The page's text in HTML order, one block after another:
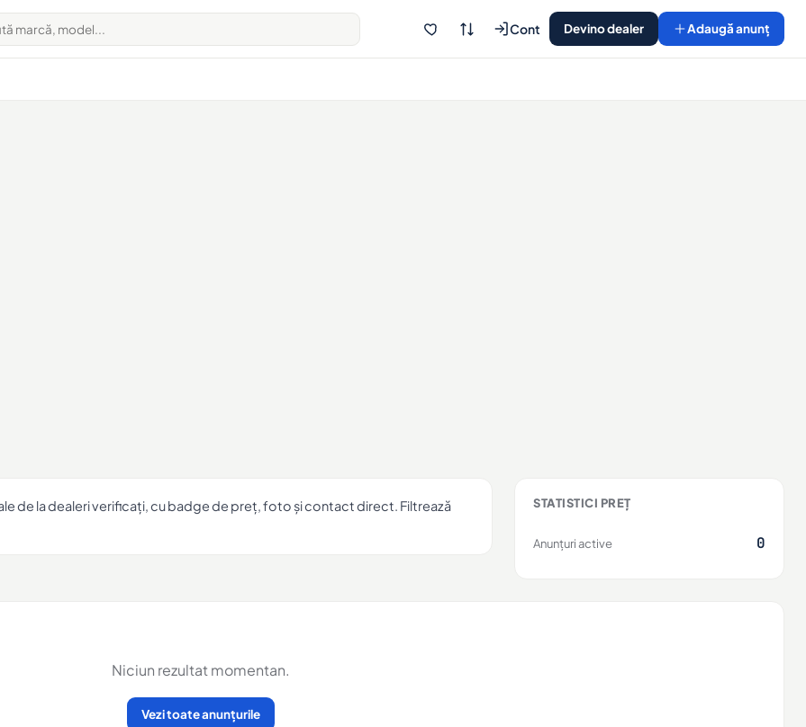
Cont Devino dealer Adaugă anunț
de la dealeri verificați, cu badge de preț, foto și contact direct. Filtrează
STATISTICI PREȚ
Anunțuri active 0
Niciun rezultat momentan.
Vezi toate anunțurile